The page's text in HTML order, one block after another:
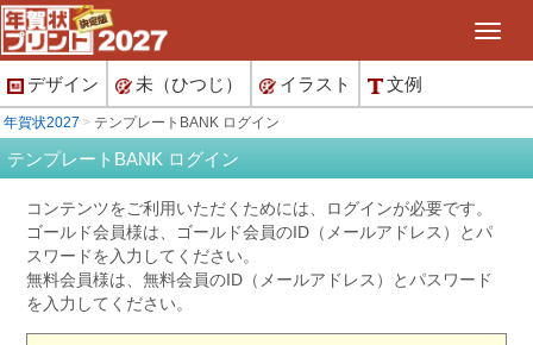
デザイン 未（ひつじ） イラスト 文例
年賀状2027 テンプレートBANK ログイン
テンプレートBANK ログイン
コンテンツをご利用いただくためには、ログインが必要です。
ゴールド会員様は、ゴールド会員のID（メールアドレス）とパ
スワードを入力してください。
無料会員様は、無料会員のID（メールアドレス）とパスワード
を入力してください。